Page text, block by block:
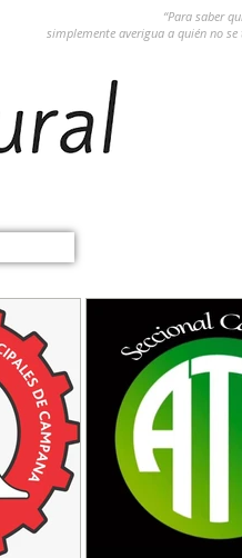
“Para saber
simplemente averigua a quién no